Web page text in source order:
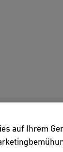
auf Ihrem